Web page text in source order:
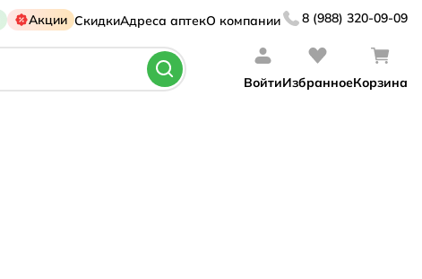
Акции СкидкиАдреса аптекО компании 8 (988) 320-09-09
ВойтиИзбранноеКорзина